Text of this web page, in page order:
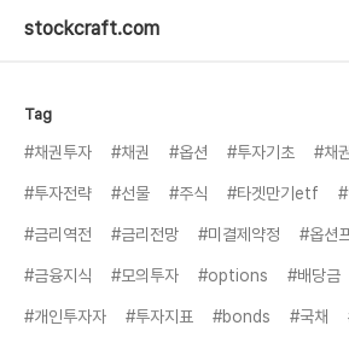
stockcraft.com
Tag
#채권투자 #채권 #옵션 #투자기초 #채
#투자전략 #선물 #주식 #타겟만기etf
#금리역전 #금리전망 #미결제약정 #옵션
#금융지식 #모의투자 #options #배당금
#개인투자자 #투자지표 #bonds #국채